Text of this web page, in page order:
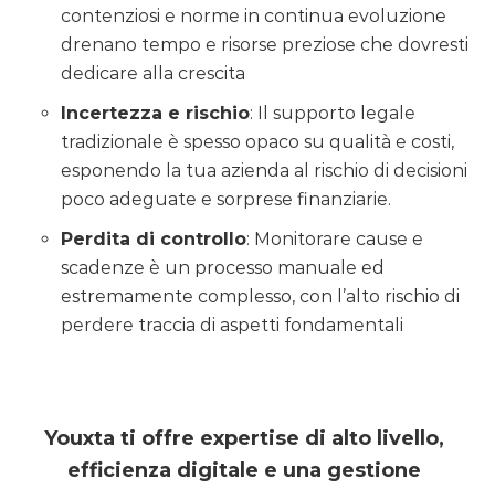
contenziosi e norme in continua evoluzione
drenano tempo e risorse preziose che dovresti
dedicare alla crescita
Incertezza e rischio: Il supporto legale
tradizionale è spesso opaco su qualità e costi,
esponendo la tua azienda al rischio di decisioni
poco adeguate e sorprese finanziarie.
Perdita di controllo: Monitorare cause e
scadenze è un processo manuale ed
estremamente complesso, con l’alto rischio di
perdere traccia di aspetti fondamentali
Youxta ti offre expertise di alto livello,
efficienza digitale e una gestione